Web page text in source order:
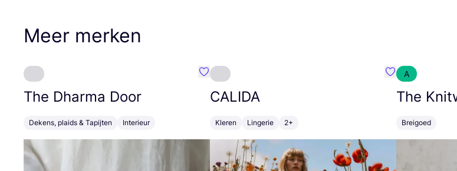
Meer merken
The Dharma Door
Dekens, plaids & Tapijten Interieur
Favoriete {naam}
CALIDA
Kleren Lingerie 2+
Favoriete {naam}
A
The
Breigoed